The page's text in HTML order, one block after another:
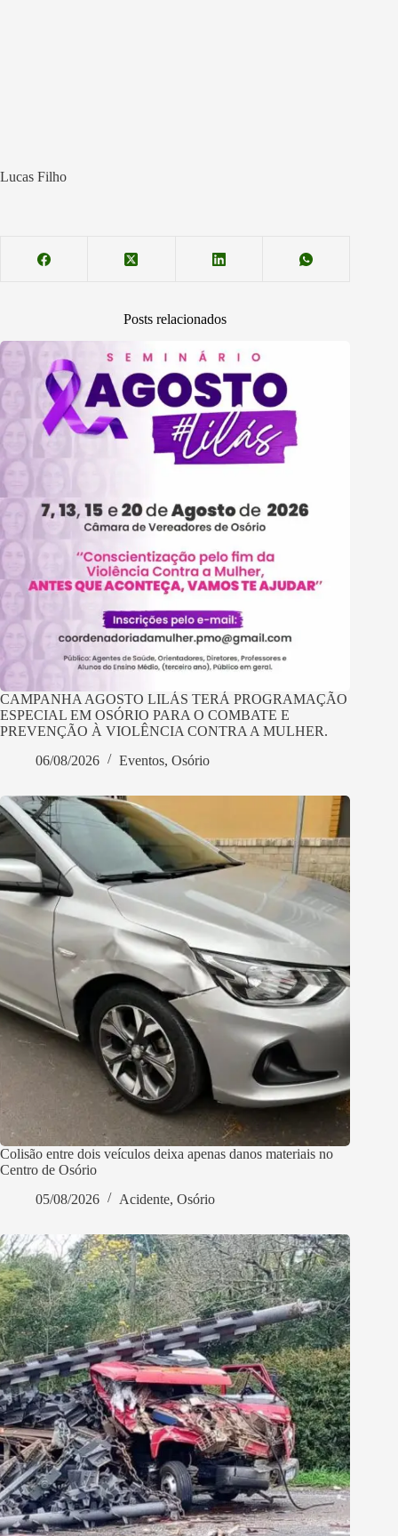
Lucas Filho
Posts relacionados
CAMPANHA AGOSTO LILÁS TERÁ PROGRAMAÇÃO
ESPECIAL EM OSÓRIO PARA O COMBATE E
PREVENÇÃO À VIOLÊNCIA CONTRA A MULHER.
06/08/2026
Eventos, Osório
Colisão entre dois veículos deixa apenas danos materiais no
Centro de Osório
05/08/2026
Acidente, Osório